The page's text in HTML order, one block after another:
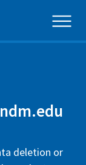
deletion or